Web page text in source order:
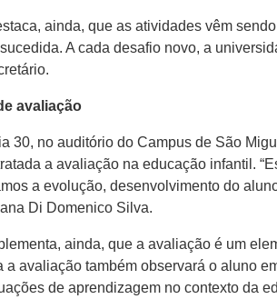
ainda, que as atividades vêm
A cada desafio novo, a
avaliação
30, no auditório do Campus de São
a avaliação na educação infantil.
a evolução, desenvolvimento do
Di Domenico Silva.
ainda, que a avaliação é um
a avaliação também observará o aluno
de aprendizagem no contexto da